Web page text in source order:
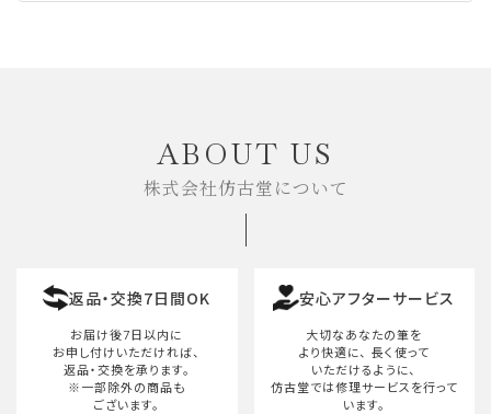
ABOUT US
株式会社仿古堂について
返品・交換7日間OK
お届け後7日以内に
お申し付けいただければ、
返品・交換を承ります。
※一部除外の商品も
ございます。
安心アフターサービス
大切なあなたの筆を
より快適に、 長く使って
いただけるように、
仿古堂では修理サービスを行って
います。